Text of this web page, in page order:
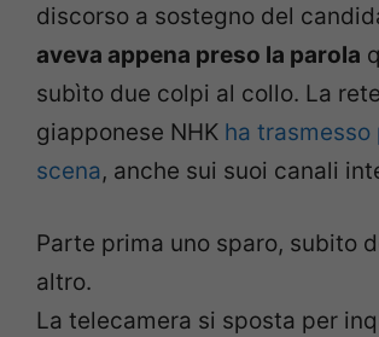
discorso a sostegno del
aveva appena preso la parola
subìto due colpi al collo. La
giapponese NHK ha trasmesso
scena, anche sui suoi canali
Parte prima uno sparo, subito
altro.
La telecamera si sposta per